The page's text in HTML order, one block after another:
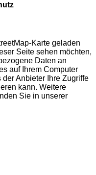
Karte geladen
Seite sehen möchten,
Daten an
auf Ihrem Computer
Anbieter Ihre Zugriffe
kann. Weitere
Sie in unserer